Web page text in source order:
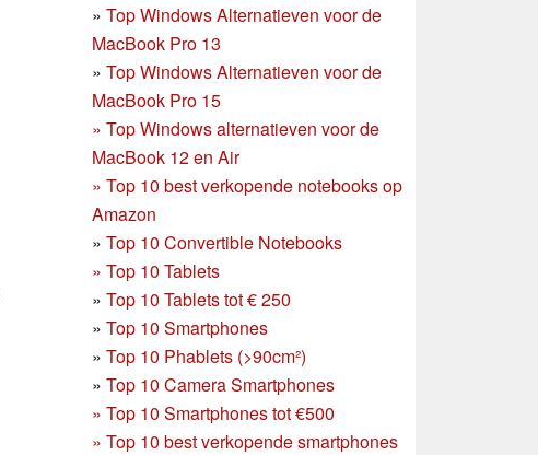
» Top Windows Alternatieven voor de
MacBook Pro 13
» Top Windows Alternatieven voor de
MacBook Pro 15
» Top Windows alternatieven voor de
MacBook 12 en Air
» Top 10 best verkopende notebooks op
Amazon
» Top 10 Convertible Notebooks
» Top 10 Tablets
» Top 10 Tablets tot € 250
» Top 10 Smartphones
» Top 10 Phablets (>90cm²)
» Top 10 Camera Smartphones
» Top 10 Smartphones tot €500
» Top 10 best verkopende smartphones